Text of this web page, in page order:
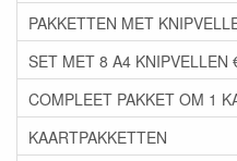
PAKKETTEN MET
SET MET 8 A4 KNIPVELLEN
COMPLEET PAKKET OM 1
KAARTPAKKETTEN